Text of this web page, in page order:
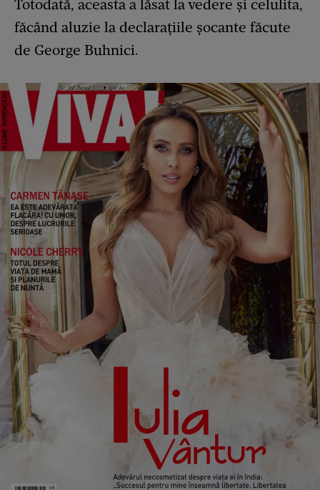
Totodată, aceasta a lăsat la vedere și celulita,
făcând aluzie la declarațiile șocante făcute
de George Buhnici.